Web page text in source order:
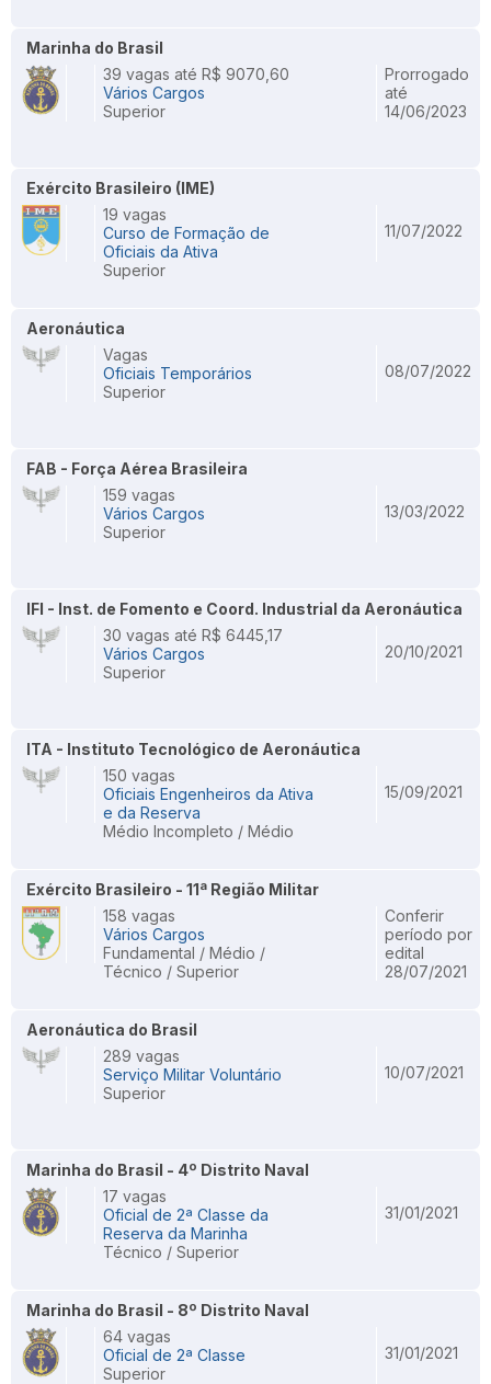
Marinha do Brasil
39 vagas até R$ 9070,60
Vários Cargos
Superior
Prorrogado
até
14/06/2023
Exército Brasileiro (IME)
19 vagas
Curso de Formação de
Oficiais da Ativa
Superior
11/07/2022
Aeronáutica
Vagas
Oficiais Temporários
Superior
08/07/2022
FAB - Força Aérea Brasileira
159 vagas
Vários Cargos
Superior
13/03/2022
IFI - Inst. de Fomento e Coord. Industrial da Aeronáutica
30 vagas até R$ 6445,17
Vários Cargos
Superior
20/10/2021
ITA - Instituto Tecnológico de Aeronáutica
150 vagas
Oficiais Engenheiros da Ativa
e da Reserva
Médio Incompleto / Médio
15/09/2021
Exército Brasileiro - 11ª Região Militar
158 vagas
Vários Cargos
Fundamental / Médio /
Técnico / Superior
Conferir
período por
edital
28/07/2021
Aeronáutica do Brasil
289 vagas
Serviço Militar Voluntário
Superior
10/07/2021
Marinha do Brasil - 4º Distrito Naval
17 vagas
Oficial de 2ª Classe da
Reserva da Marinha
Técnico / Superior
31/01/2021
Marinha do Brasil - 8º Distrito Naval
64 vagas
Oficial de 2ª Classe
Superior
31/01/2021